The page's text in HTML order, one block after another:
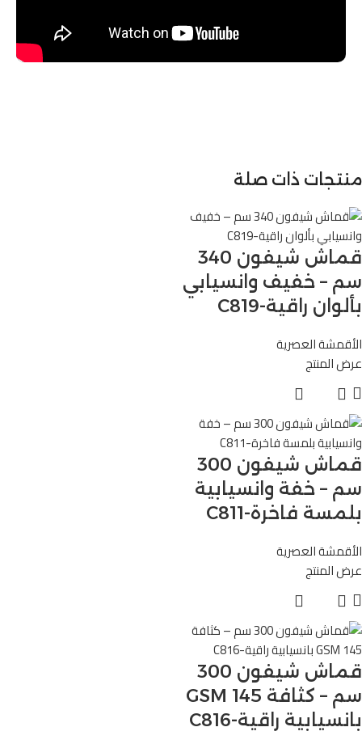
منتجات ذات صلة
قماش شيفون 340
سم – خفيف وانسيابي
بألوان راقية-C819
الأقمشة العصرية
عرض المنتج
قماش شيفون 300
سم – خفة وانسيابية
بلمسة فاخرة-C811
الأقمشة العصرية
عرض المنتج
قماش شيفون 300
سم – كثافة 145 GSM
بانسيابية راقية-C816